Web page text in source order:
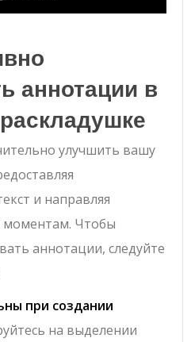
аннотации в
улучшить вашу
и направляя
Чтобы
аннотации, следуйте
при создании
на выделении